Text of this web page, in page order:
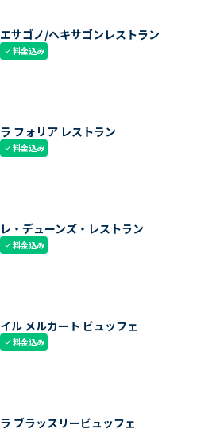
エサゴノ/ヘキサゴンレストラン
check料金込み
ラ フォリア レストラン
check料金込み
レ・デューンズ・レストラン
check料金込み
イル メルカート ビュッフェ
check料金込み
ラ ブラッスリービュッフェ